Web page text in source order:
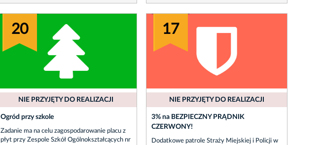
20
NIE PRZYJĘTY DO REALIZACJI
Ogród przy szkole
Zadanie ma na celu zagospodarowanie placu z
płyt przy Zespole Szkół Ogólnokształcących nr
17
NIE PRZYJĘTY DO REALIZACJI
3% na BEZPIECZNY PRĄDNIK
CZERWONY!
Dodatkowe patrole Straży Miejskiej i Policji w